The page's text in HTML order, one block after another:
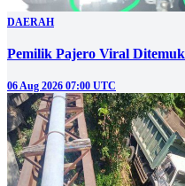
DAERAH
Pemilik Pajero Viral
06 Aug 2026 07:00 UTC